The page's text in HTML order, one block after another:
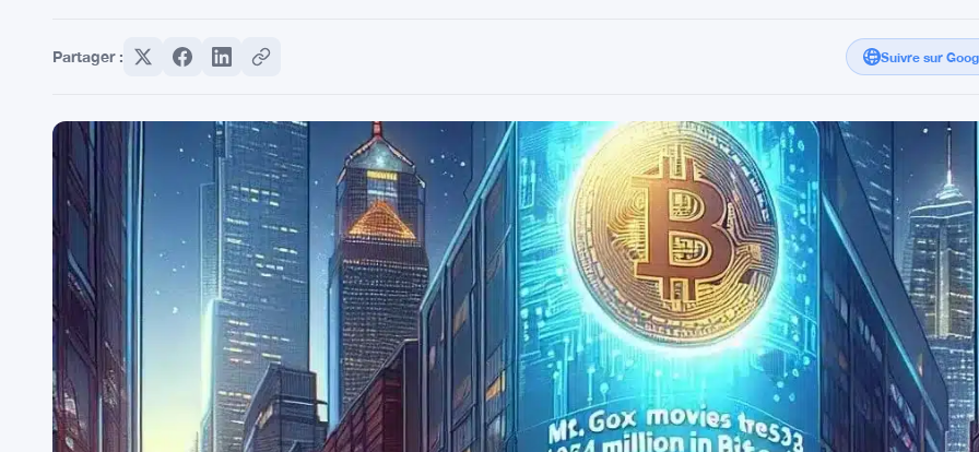
Partager : Suivre sur